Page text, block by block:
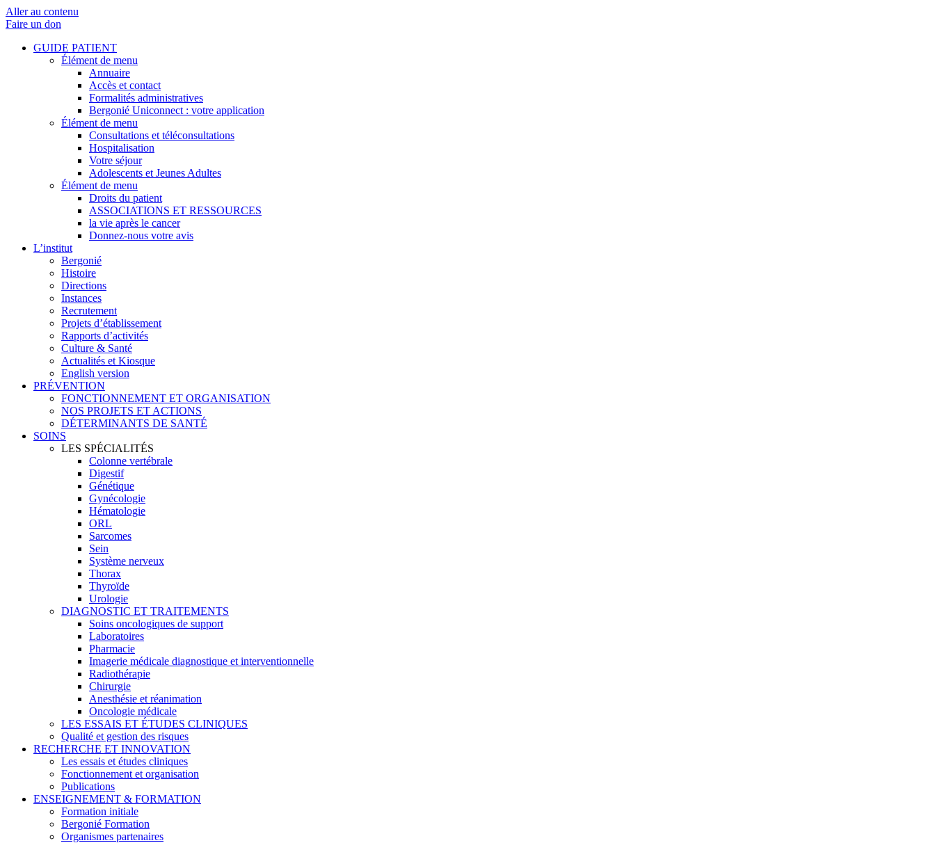
Aller au contenu
Faire un don
GUIDE PATIENT
Élément de menu
Annuaire
Accès et contact
Formalités administratives
Bergonié Uniconnect : votre application
Élément de menu
Consultations et téléconsultations
Hospitalisation
Votre séjour
Adolescents et Jeunes Adultes
Élément de menu
Droits du patient
ASSOCIATIONS ET RESSOURCES
la vie après le cancer
Donnez-nous votre avis
L’institut
Bergonié
Histoire
Directions
Instances
Recrutement
Projets d’établissement
Rapports d’activités
Culture & Santé
Actualités et Kiosque
English version
PRÉVENTION
FONCTIONNEMENT ET ORGANISATION
NOS PROJETS ET ACTIONS
DÉTERMINANTS DE SANTÉ
SOINS
LES SPÉCIALITÉS
Colonne vertébrale
Digestif
Génétique
Gynécologie
Hématologie
ORL
Sarcomes
Sein
Système nerveux
Thorax
Thyroïde
Urologie
DIAGNOSTIC ET TRAITEMENTS
Soins oncologiques de support
Laboratoires
Pharmacie
Imagerie médicale diagnostique et interventionnelle
Radiothérapie
Chirurgie
Anesthésie et réanimation
Oncologie médicale
LES ESSAIS ET ÉTUDES CLINIQUES
Qualité et gestion des risques
RECHERCHE ET INNOVATION
Les essais et études cliniques
Fonctionnement et organisation
Publications
ENSEIGNEMENT & FORMATION
Formation initiale
Bergonié Formation
Organismes partenaires